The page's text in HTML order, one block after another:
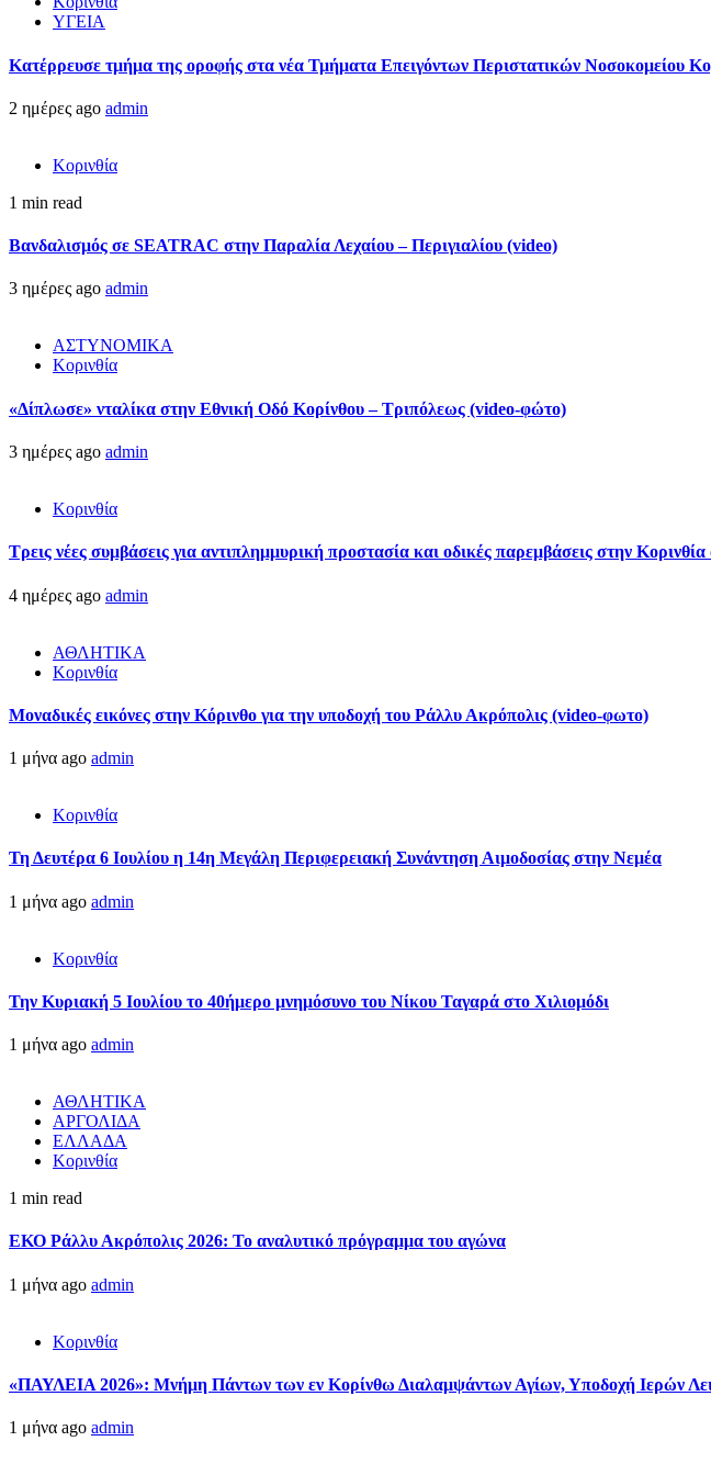
ΥΓΕΙΑ
Kατέρρευσε τμήμα της οροφής στα νέα Τμήματα Επειγόντων Περιστατικών Νοσοκομείου
2 ημέρες ago admin
Κορινθία
1 min read
Βανδαλισμός σε SEATRAC στην Παραλία Λεχαίου – Περιγιαλίου (video)
3 ημέρες ago admin
ΑΣΤΥΝΟΜΙΚΑ
Κορινθία
«Δίπλωσε» νταλίκα στην Εθνική Oδό Κορίνθου – Τριπόλεως (video-φώτο)
3 ημέρες ago admin
Κορινθία
Τρεις νέες συμβάσεις για αντιπλημμυρική προστασία και οδικές παρεμβάσεις στην
4 ημέρες ago admin
ΑΘΛΗΤΙΚΑ
Κορινθία
Μοναδικές εικόνες στην Κόρινθο για την υποδοχή του Ράλλυ Ακρόπολις (video-φωτο)
1 μήνα ago admin
Κορινθία
Τη Δευτέρα 6 Ιουλίου η 14η Μεγάλη Περιφερειακή Συνάντηση Αιμοδοσίας στην Νεμέα
1 μήνα ago admin
Κορινθία
Την Κυριακή 5 Ιουλίου το 40ήμερο μνημόσυνο του Νίκου Ταγαρά στο Χιλιομόδι
1 μήνα ago admin
ΑΘΛΗΤΙΚΑ
ΑΡΓΟΛΙΔΑ
ΕΛΛΑΔΑ
Κορινθία
1 min read
ΕΚΟ Ράλλυ Ακρόπολις 2026: Το αναλυτικό πρόγραμμα του αγώνα
1 μήνα ago admin
Κορινθία
«ΠΑΥΛΕΙΑ 2026»: Μνήμη Πάντων των εν Κορίνθω Διαλαμψάντων Αγίων, Υποδοχή Ιερών
1 μήνα ago admin